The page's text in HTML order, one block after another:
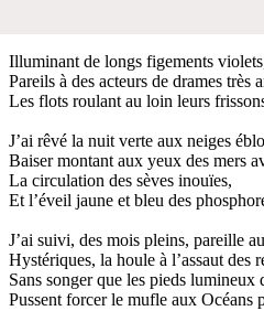
Illuminant de longs figements
Pareils à des acteurs de drames très
Les flots roulant au loin leurs
J’ai rêvé la nuit verte aux neiges
Baiser montant aux yeux des mers
La circulation des sèves inouïes,
Et l’éveil jaune et bleu des
J’ai suivi, des mois pleins, pareille
Hystériques, la houle à l’assaut des
Sans songer que les pieds lumineux
Pussent forcer le mufle aux Océans